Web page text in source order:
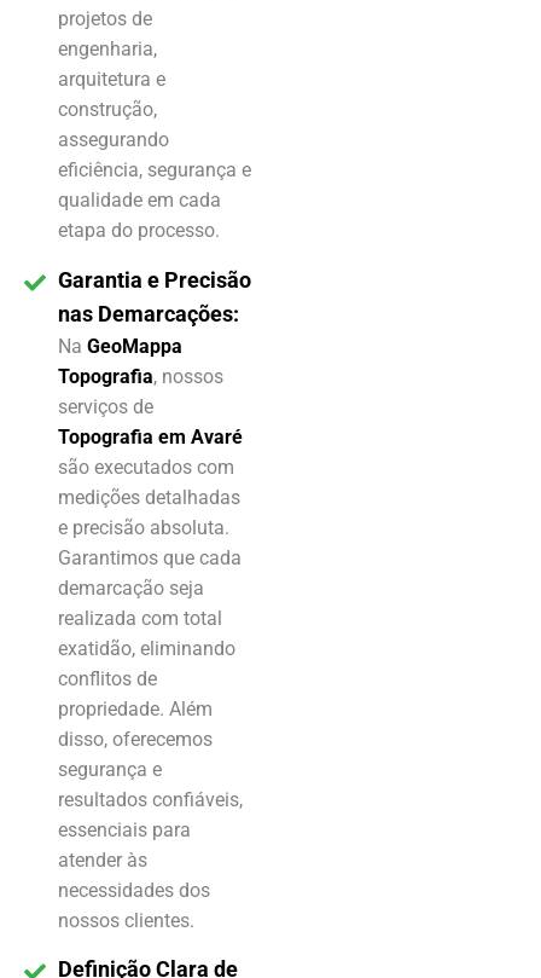
projetos de
engenharia,
arquitetura e
construção,
assegurando
eficiência, segurança e
qualidade em cada
etapa do processo.
Garantia e Precisão
nas Demarcações:
Na GeoMappa
Topografia, nossos
serviços de
Topografia em Avaré
são executados com
medições detalhadas
e precisão absoluta.
Garantimos que cada
demarcação seja
realizada com total
exatidão, eliminando
conflitos de
propriedade. Além
disso, oferecemos
segurança e
resultados confiáveis,
essenciais para
atender às
necessidades dos
nossos clientes.
Definição Clara de